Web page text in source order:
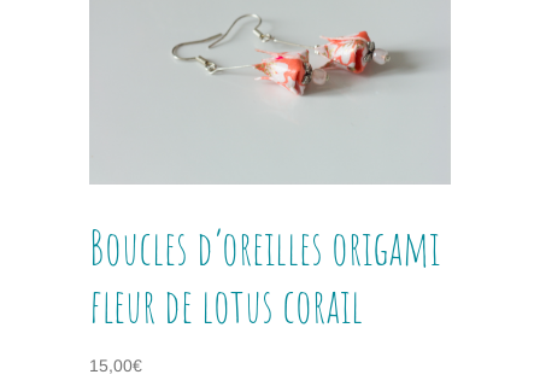
Boucles d’oreilles origami
fleur de lotus corail
15,00€